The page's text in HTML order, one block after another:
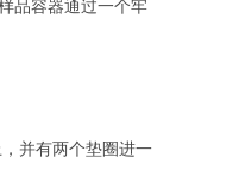
品容器通过一个牢
并有两个垫圈进一